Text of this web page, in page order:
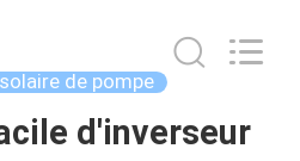
de pompe
d'inverseur